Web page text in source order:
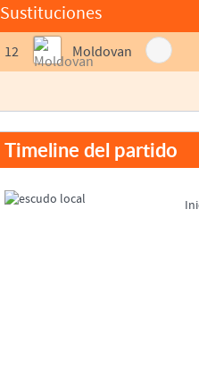
Sustituciones
12 Moldovan
Timeline del partido